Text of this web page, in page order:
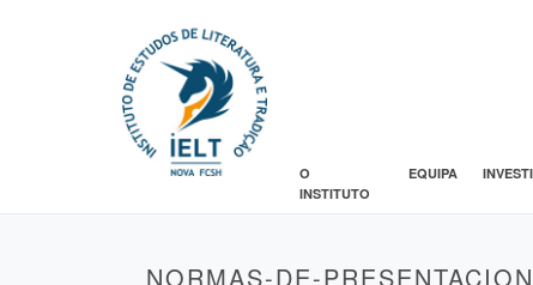
O
INSTITUTO
EQUIPA
NORMAS-DE-